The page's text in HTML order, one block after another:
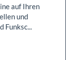
auf Ihren
und
Funksc...